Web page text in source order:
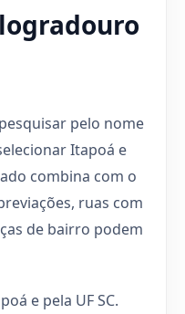
pelo nome
Itapoá e
combina com o
ruas com
de bairro podem
e pela UF SC.